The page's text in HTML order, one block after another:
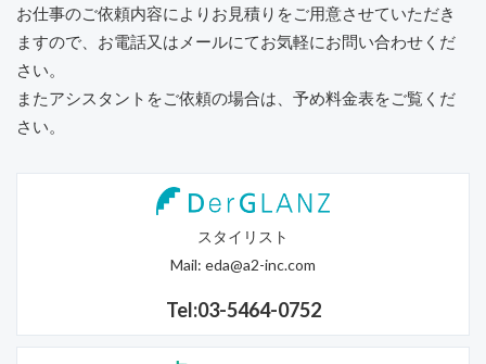
お仕事のご依頼内容によりお見積りをご用意させていただき
ますので、 お電話又はメールにてお気軽にお問い合わせくだ
さい。
またアシスタントをご依頼の場合は、予め料金表をご覧くだ
さい。
スタイリスト
Mail: eda@a2-inc.com
Tel:03-5464-0752